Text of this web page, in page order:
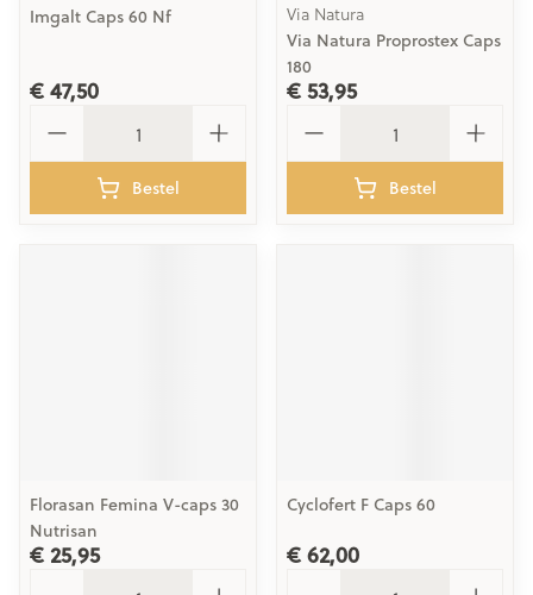
Imgalt Caps 60 Nf
€ 47,50
Bestel
Via Natura
Via Natura Proprostex Caps
180
€ 53,95
Bestel
Florasan Femina V-caps 30
Nutrisan
€ 25,95
Cyclofert F Caps 60
€ 62,00